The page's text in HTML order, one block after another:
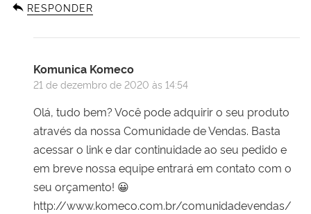
RESPONDER
Komunica Komeco
21 de dezembro de 2020 às 14:54
Olá, tudo bem? Você pode adquirir o seu produto
através da nossa Comunidade de Vendas. Basta
acessar o link e dar continuidade ao seu pedido e
em breve nossa equipe entrará em contato com o
seu orçamento! 😀
http://www.komeco.com.br/comunidadevendas/